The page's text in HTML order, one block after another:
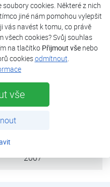
cookies. Některé z nich
jiné nám pomohou vylepšit
vás navést k tomu, co právě
všech cookies? Svůj souhlas
na tlačítko Přijmout všenebo
cookiesodmítnout.
vše
RD a ohřev TUV. Jako
nádrži.
12 kW
HP3AW 10SC
9,8 kW
2007